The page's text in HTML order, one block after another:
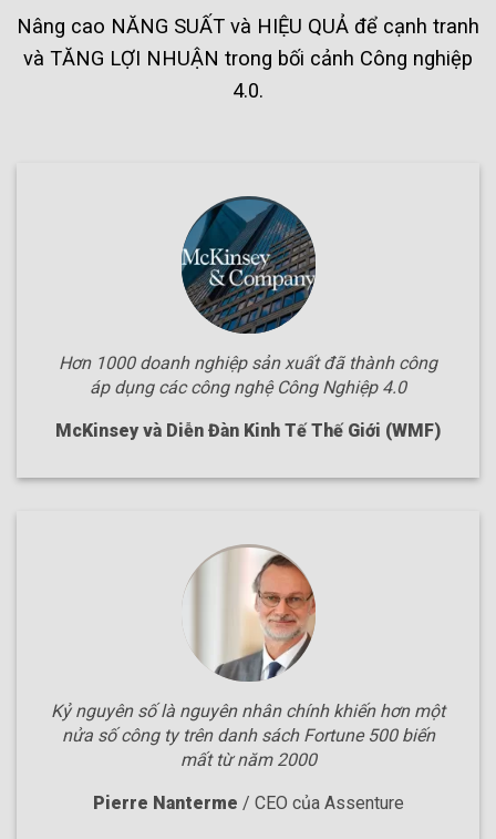
Nâng cao NĂNG SUẤT và HIỆU QUẢ để cạnh tranh
và TĂNG LỢI NHUẬN trong bối cảnh Công nghiệp
4.0.
Hơn 1000 doanh nghiệp sản xuất đã thành công
áp dụng các công nghệ Công Nghiệp 4.0
McKinsey và Diễn Đàn Kinh Tế Thế Giới (WMF)
Kỷ nguyên số là nguyên nhân chính khiến hơn một
nửa số công ty trên danh sách Fortune 500 biến
mất từ năm 2000
Pierre Nanterme / CEO của Assenture